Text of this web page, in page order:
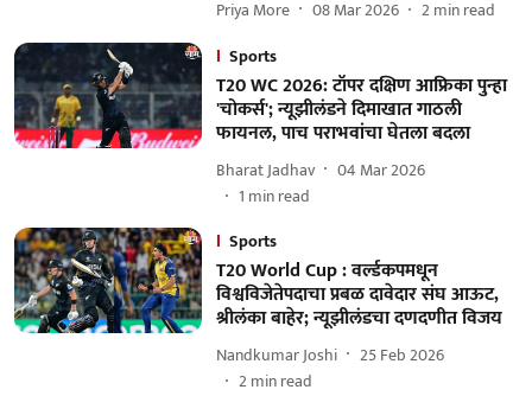
Priya More 08 Mar 2026 2min read
Sports
T20 WC 2026: टॉपर दक्षिण आफ्रिका पुन्हा
'चोकर्स'; न्यूझीलंडने दिमाखात गाठली
फायनल, पाच पराभवांचा घेतला बदला
Bharat Jadhav
04 Mar 2026
1 min read
Sports
T20 World Cup : वर्ल्डकपमधून
विश्वविजेतेपदाचा प्रबळ दावेदार संघ आऊट,
श्रीलंका बाहेर; न्यूझीलंडचा दणदणीत विजय
Nandkumar Joshi
25 Feb 2026
2min read